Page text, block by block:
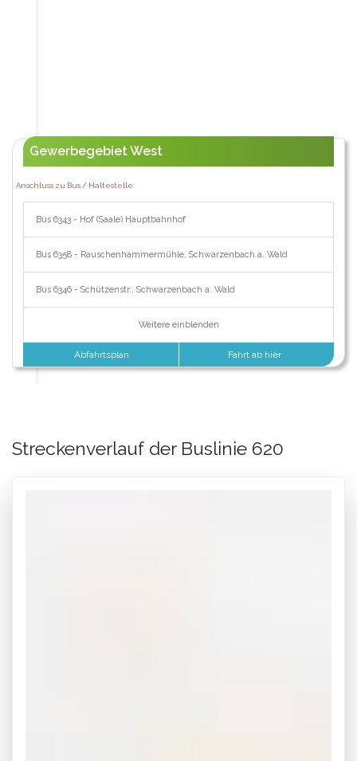
Gewerbegebiet West
Anschluss zu Bus / Haltestelle:
Bus 6343 - Hof (Saale) Hauptbahnhof
Bus 6358 - Rauschenhammermühle, Schwarzenbach a. Wald
Bus 6346 - Schützenstr., Schwarzenbach a. Wald
Weitere einblenden
Abfahrtsplan Fahrt ab hier
Streckenverlauf der Buslinie 620